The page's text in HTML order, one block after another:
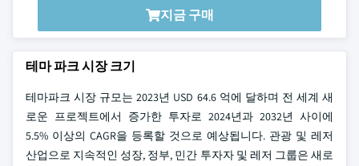
지금 구매
테마 파크 시장 크기
테마파크 시장 규모는 2023년 USD 64.6 억에 달하며 전 세계 새
로운 프로젝트에서 증가한 투자로 2024년과 2032년 사이에
5.5% 이상의 CAGR을 등록할 것으로 예상됩니다. 관광 및 레저
산업으로 지속적인 성장, 정부, 민간 투자자 및 레저 그룹은 새로